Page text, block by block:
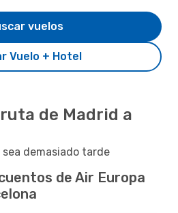
Vuelo + Hotel
vuelos
de Madrid a
demasiado tarde
de Air Europa